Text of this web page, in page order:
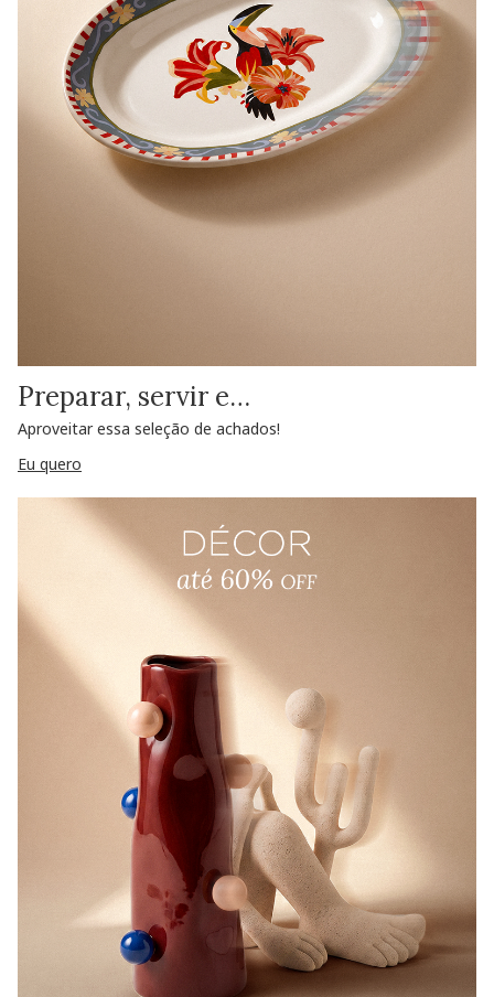
Preparar, servir e…
Aproveitar essa seleção de achados!
Eu quero